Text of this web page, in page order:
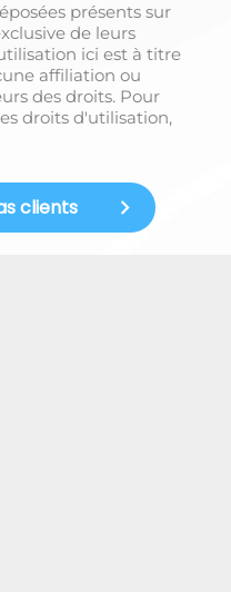
présents sur
de leurs
ici est à titre
affiliation ou
des droits. Pour
droits d'utilisation,
clients